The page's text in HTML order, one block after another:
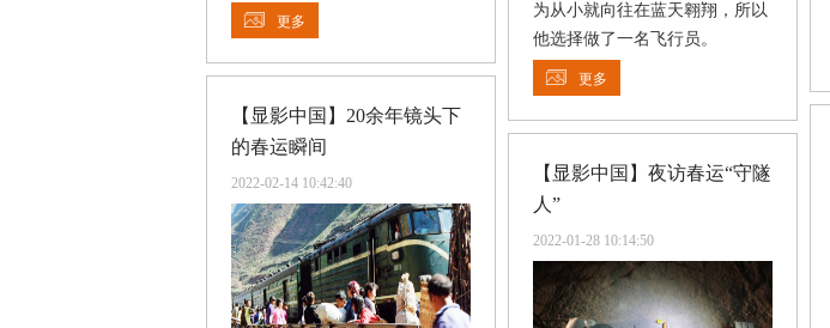
更多
为从小就向往在蓝天翱翔，所以
他选择做了一名飞行员。
更多
【显影中国】20余年镜头下
的春运瞬间
2022-02-14 10:42:40
【显影中国】夜访春运“守隧
人”
2022-01-28 10:14:50